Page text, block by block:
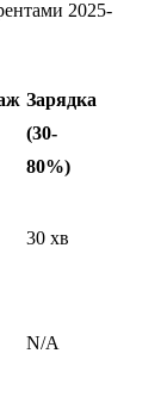
2025-
Зарядка
(30-
80%)
30 хв
N/A